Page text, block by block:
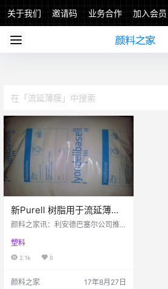
关于我们 邀请码 业务合作 加入会员
新Purell 树脂用于流延薄膜
和注塑成型健康护理产品
颜料之家讯：利安德巴塞尔公司推
ellRP320M。该产品能够被用于瓶
盖、实验耗材、医疗器械和药品的
满足流延膜挤出及注塑成型的高品
塑料
2.1k 0
颜料之家 17年8月27日